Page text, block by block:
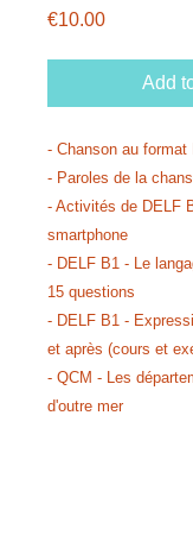
€10.00Price
Add
- Chanson au format
- Paroles de la
- Activités de DELF
smartphone
- DELF B1 - Le
15 questions
- DELF B1 -
et après (cours et
- QCM - Les
d'outre mer